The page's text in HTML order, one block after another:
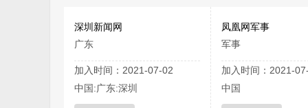
深圳新闻网
广东
加入时间：2021-07-02
中国:广东:深圳
凤凰网军事
军事
加入时间：2021-
中国